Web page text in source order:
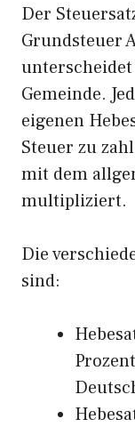
Der
Grundsteuer
unterscheidet
Gemeinde.
eigenen
Steuer zu
mit dem
multipliziert.
Die
sind: